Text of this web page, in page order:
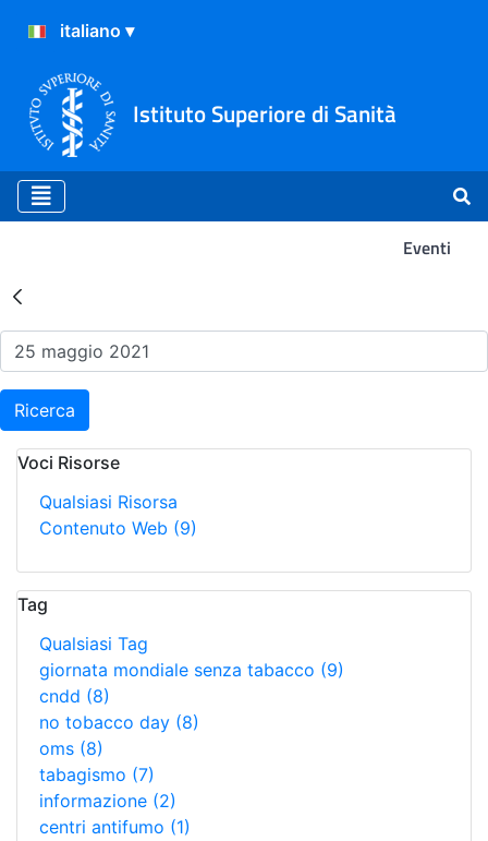
Istituto Superiore di Sanità
Eventi
Risultati della Ricerca -
Ricerca
Voci Risorse
Qualsiasi Risorsa
Contenuto Web (9)
Tag
Qualsiasi Tag
giornata mondiale senza tabacco (9)
cndd (8)
no tobacco day (8)
oms (8)
tabagismo (7)
informazione (2)
centri antifumo (1)